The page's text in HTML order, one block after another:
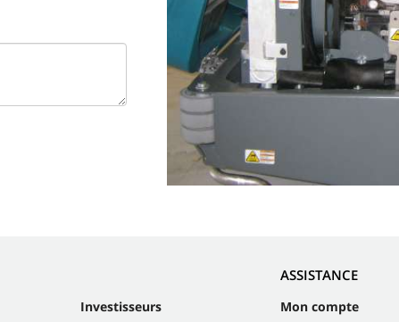
Investisseurs
ASSISTANCE
Mon compte